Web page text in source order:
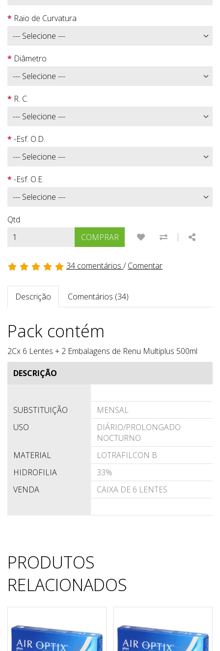
Raio de Curvatura
Diâmetro
R. C.
-Esf. O.D.
-Esf. O.E.
Qtd
COMPRAR
ADICIONAR À LISTA
COMPARAR
| SHARE
34 comentários /Comentar
Descrição Comentários (34)
Pack contém
2Cx 6 Lentes + 2 Embalagens de Renu Multiplus 500ml
DESCRIÇÃO
SUBSTITUIÇÃO
MENSAL
USO
DIÁRIO/PROLONGADO
NOCTURNO
MATERIAL
LOTRAFILCON B
HIDROFILIA
33%
VENDA
CAIXA DE 6 LENTES
PRODUTOS
RELACIONADOS